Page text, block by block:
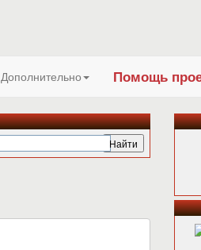
Дополнительно Помощь